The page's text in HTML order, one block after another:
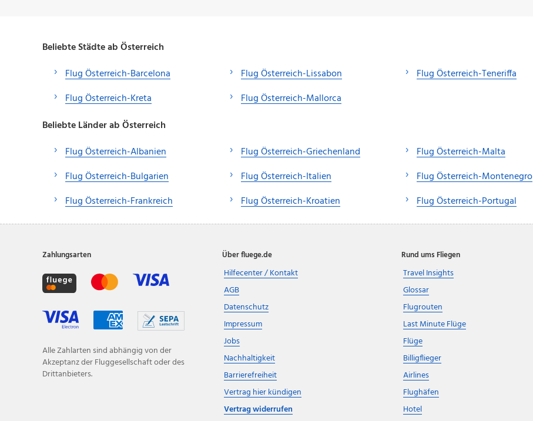
Beliebte Städte ab Österreich
Flug Österreich-Barcelona
Flug Österreich-Kreta
Flug Österreich-Lissabon
Flug Österreich-Mallorca
Flug Österreich-Teneriffa
Beliebte Länder ab Österreich
Flug Österreich-Albanien
Flug Österreich-Bulgarien
Flug Österreich-Frankreich
Flug Österreich-Griechenland
Flug Österreich-Italien
Flug Österreich-Kroatien
Flug Österreich-Malta
Flug Österreich-Montenegro
Flug Österreich-Portugal